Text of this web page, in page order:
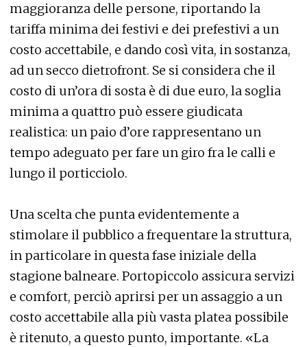
maggioranza delle persone, riportando la
tariffa minima dei festivi e dei prefestivi a un
costo accettabile, e dando così vita, in sostanza,
ad un secco dietrofront. Se si considera che il
costo di un’ora di sosta è di due euro, la soglia
minima a quattro può essere giudicata
realistica: un paio d’ore rappresentano un
tempo adeguato per fare un giro fra le calli e
lungo il porticciolo.
Una scelta che punta evidentemente a
stimolare il pubblico a frequentare la struttura,
in particolare in questa fase iniziale della
stagione balneare. Portopiccolo assicura servizi
e comfort, perciò aprirsi per un assaggio a un
costo accettabile alla più vasta platea possibile
è ritenuto, a questo punto, importante. «La